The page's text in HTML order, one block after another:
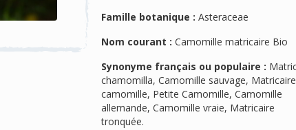
Famille botanique : Asteraceae
Nom courant : Camomille matricaire Bio
Synonyme français ou populaire :
chamomilla, Camomille sauvage, Matricaire
camomille, Petite Camomille, Camomille
allemande, Camomille vraie, Matricaire
tronquée.